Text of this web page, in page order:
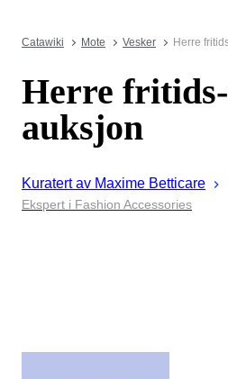
Catawiki Mote Vesker Herre
Herre
auksjon
Kuratert av Maxime Betticare
Ekspert i Fashion Accessories